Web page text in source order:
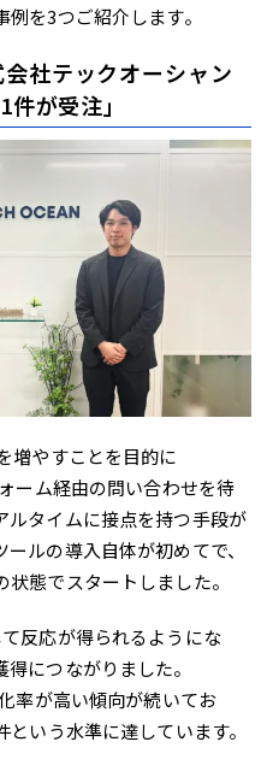
を3つご紹介します。
社テックオーシャン
が受注」
増やすことを目的に
ーム経由の問い合わせを待
ルタイムに接点を持つ手段が
ルの導入自体が初めてで、
態でスタートしました。
反応が得られるようにな
につながりました。
率が高い傾向が続いてお
いう水準に達しています。